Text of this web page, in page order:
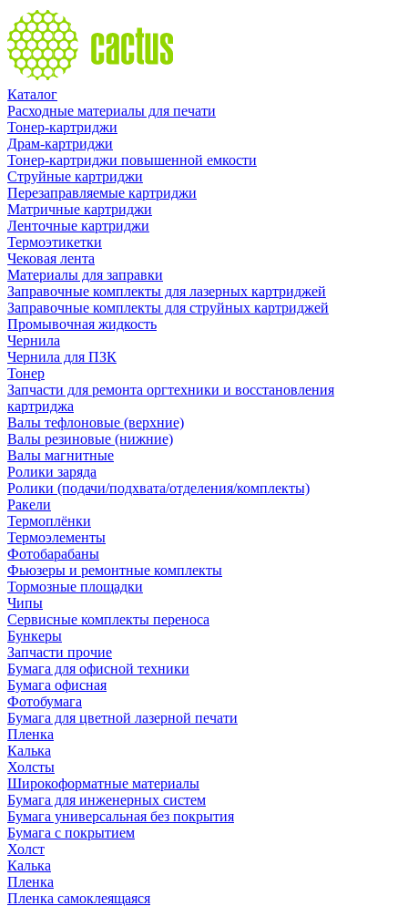
Каталог
Расходные материалы для печати
Тонер-картриджи
Драм-картриджи
Тонер-картриджи повышенной емкости
Струйные картриджи
Перезаправляемые картриджи
Матричные картриджи
Ленточные картриджи
Термоэтикетки
Чековая лента
Материалы для заправки
Заправочные комплекты для лазерных картриджей
Заправочные комплекты для струйных картриджей
Промывочная жидкость
Чернила
Чернила для ПЗК
Тонер
Запчасти для ремонта оргтехники и восстановления
картриджа
Валы тефлоновые (верхние)
Валы резиновые (нижние)
Валы магнитные
Ролики заряда
Ролики (подачи/подхвата/отделения/комплекты)
Ракели
Термоплёнки
Термоэлементы
Фотобарабаны
Фьюзеры и ремонтные комплекты
Тормозные площадки
Чипы
Сервисные комплекты переноса
Бункеры
Запчасти прочие
Бумага для офисной техники
Бумага офисная
Фотобумага
Бумага для цветной лазерной печати
Пленка
Калька
Холсты
Широкоформатные материалы
Бумага для инженерных систем
Бумага универсальная без покрытия
Бумага с покрытием
Холст
Калька
Пленка
Пленка самоклеящаяся